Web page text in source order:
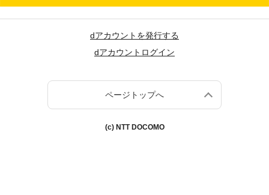
dアカウントを発行する
dアカウントログイン
ページトップへ
(c) NTT DOCOMO